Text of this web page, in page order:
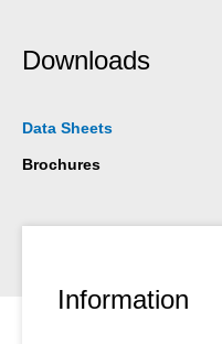
Downloads
Data Sheets
Brochures
Information